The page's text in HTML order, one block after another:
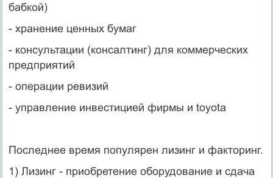
бабкой)
- хранение ценных бумаг
- консультации (консалтинг) для коммерческих
предприятий
- операции ревизий
- управление инвестицией фирмы и toyota
Последнее время популярен лизинг и факторинг.
1) Лизинг - приобретение оборудование и сдача